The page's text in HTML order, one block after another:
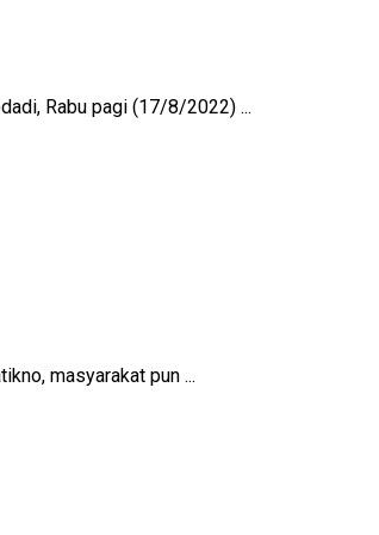
Rabu pagi (17/8/2022) ...
masyarakat pun ...